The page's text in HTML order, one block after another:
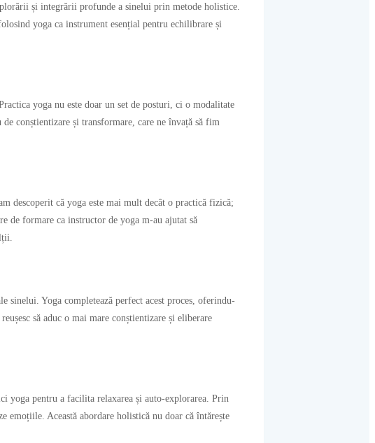
și integrării profunde a sinelui prin metode holistice.
yoga ca instrument esențial pentru echilibrare și
yoga nu este doar un set de posturi, ci o modalitate
conștientizare și transformare, care ne învață să fim
descoperit că yoga este mai mult decât o practică fizică;
de formare ca instructor de yoga m-au ajutat să
sinelui. Yoga completează perfect acest proces, oferindu-
să aduc o mai mare conștientizare și eliberare
yoga pentru a facilita relaxarea și auto-explorarea. Prin
emoțiile. Această abordare holistică nu doar că întărește